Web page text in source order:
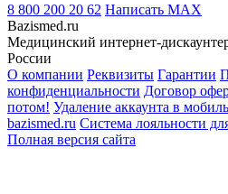
8 800 200 20 62 Написать MAX
Bazismed.ru
Медицинский интернет-
России
О компании Реквизиты Гарантии
конфиденциальности Договор
потом! Удаление аккаунта в
bazismed.ru Система лояльности
Полная версия сайта